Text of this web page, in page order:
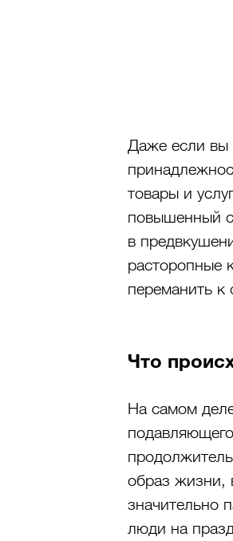
Даже если вы
товары и
повышенный
в
расторопные
переманить к
Что
На самом
образ жизни,
значительно
люди на